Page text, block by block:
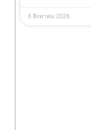
6 สิงหาคม 2026